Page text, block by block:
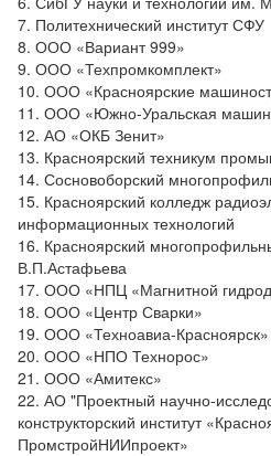
7. Политехнический институт СФУ
8. ООО «Вариант 999»
9. ООО «Техпромкомплект»
10. ООО «Красноярские
11. ООО «Южно-Уральская
12. АО «ОКБ Зенит»
13. Красноярский техникум
14. Сосновоборский
15. Красноярский колледж
информационных технологий
16. Красноярский
В.П.Астафьева
17. ООО «НПЦ «Магнитной
18. ООО «Центр Сварки»
19. ООО «Техноавиа-Красноярск»
20. ООО «НПО Технорос»
21. ООО «Амитекс»
22. АО "Проектный научно-
конструкторский институт
ПромстройНИИпроект»